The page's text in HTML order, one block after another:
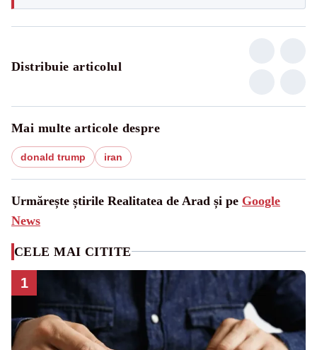
Distribuie articolul
Mai multe articole despre
donald trump iran
Urmărește știrile Realitatea de Arad și pe Google
News
CELE MAI CITITE
1